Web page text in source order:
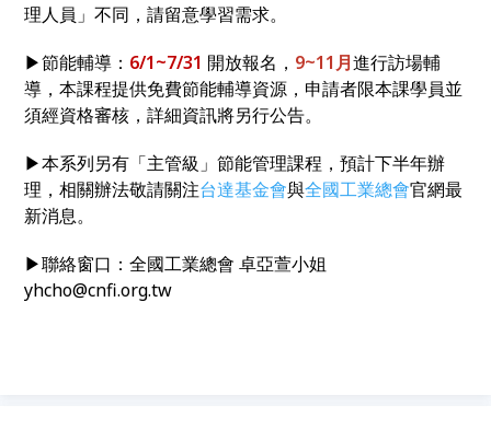
理人員」不同，請留意學習需求。
▶節能輔導： 6/1~7/31 開放報名， 9~11月進行訪場輔
導，本課程提供免費節能輔導資源，申請者限本課學員並
須經資格審核，詳細資訊將另行公告。
▶本系列另有「主管級」節能管理課程，預計下半年辦
理，相關辦法敬請關注台達基金會與全國工業總會官網最
新消息。
▶聯絡窗口：全國工業總會 卓亞萱小姐
yhcho@cnfi.org.tw